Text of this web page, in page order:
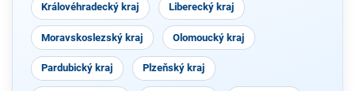
Královéhradecký kraj Liberecký kraj
Moravskoslezský kraj Olomoucký kraj
Pardubický kraj Plzeňský kraj